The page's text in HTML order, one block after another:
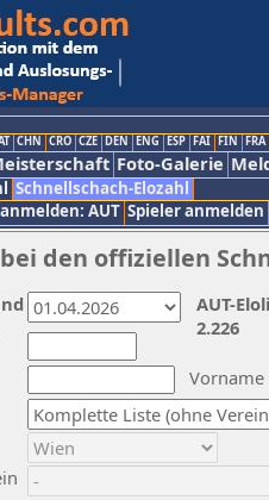
CHN CRO CZE DEN ENG ESP FAI FIN FRA
Foto-Galerie
Schnellschach-Elozahl
AUT Spieler anmelden
den offiziellen
Vorname
AUT-
2.226